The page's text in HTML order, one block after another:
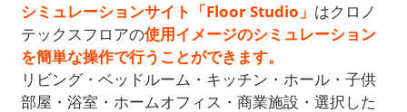
シミュレーションサイト「Floor Studio」 はクロノ
テックスフロアの使用イメージのシミュレーション
を簡単な操作で行うことができます。
リビング・ベッドルーム・キッチン・ホール・子供
部屋・浴室・ホームオフィス・商業施設・選択した